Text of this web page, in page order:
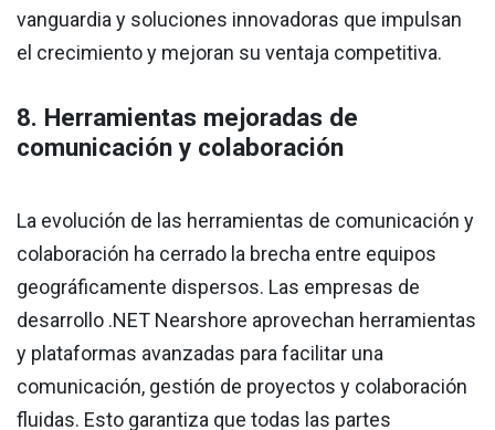
vanguardia y soluciones innovadoras que impulsan
el crecimiento y mejoran su ventaja competitiva.
8. Herramientas mejoradas de
comunicación y colaboración
La evolución de las herramientas de comunicación y
colaboración ha cerrado la brecha entre equipos
geográficamente dispersos. Las empresas de
desarrollo .NET Nearshore aprovechan herramientas
y plataformas avanzadas para facilitar una
comunicación, gestión de proyectos y colaboración
fluidas. Esto garantiza que todas las partes